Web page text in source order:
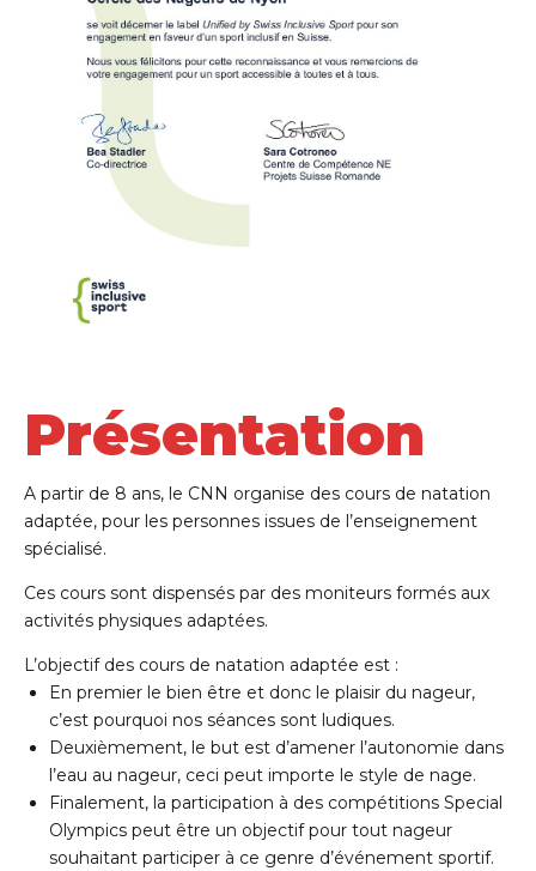
Présentation
A partir de 8 ans, le CNN organise des cours de natation
adaptée, pour les personnes issues de l’enseignement
spécialisé.
Ces cours sont dispensés par des moniteurs formés aux
activités physiques adaptées.
L’objectif des cours de natation adaptée est :
En premier le bien être et donc le plaisir du nageur,
c’est pourquoi nos séances sont ludiques.
Deuxièmement, le but est d’amener l’autonomie dans
l’eau au nageur, ceci peut importe le style de nage.
Finalement, la participation à des compétitions Special
Olympics peut être un objectif pour tout nageur
souhaitant participer à ce genre d’événement sportif.